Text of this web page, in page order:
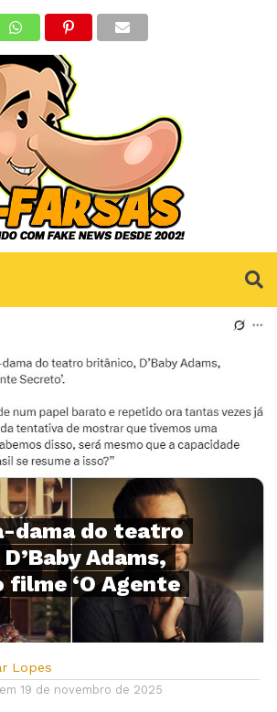
dama do teatro
Adams,
filme ‘O Agente
Lopes
19 de novembro de 2025